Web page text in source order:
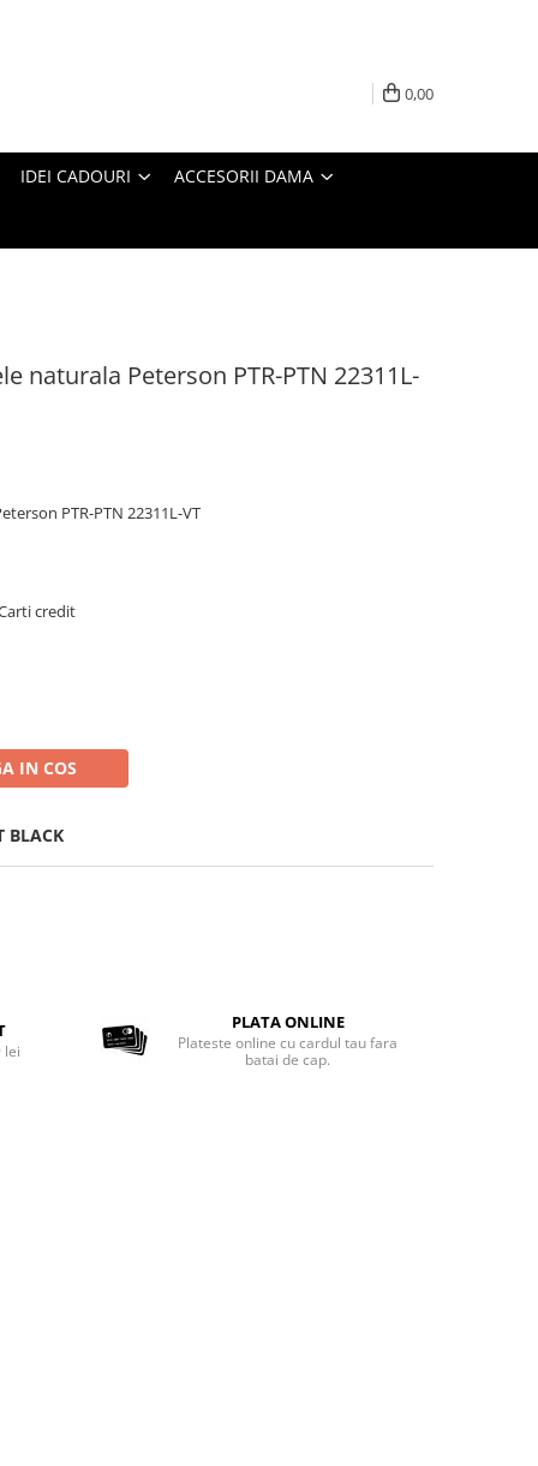
0,00
IDEI CADOURI ACCESORII DAMA
naturala Peterson PTR-PTN 22311L-
PTR-PTN 22311L-VT
credit
IN COS
BLACK
lei
PLATA ONLINE
Plateste online cu cardul tau fara
batai de cap.